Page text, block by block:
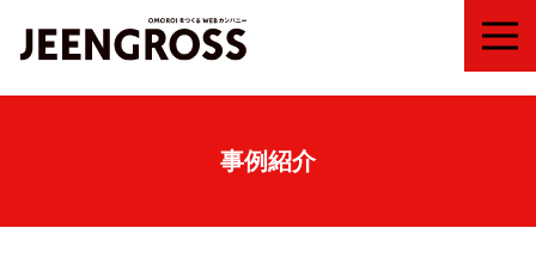
事例紹介